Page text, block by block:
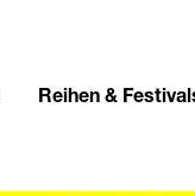
Reihen &